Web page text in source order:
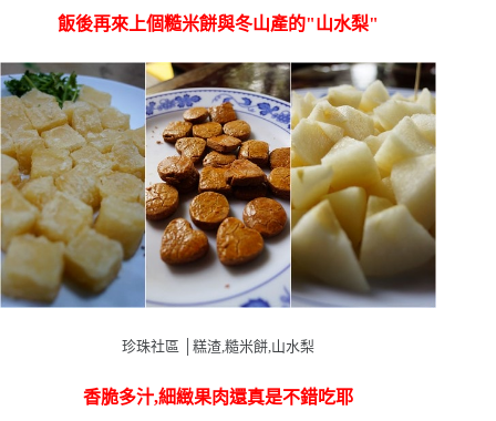
飯後再來上個糙米餅與冬山產的"山水梨"
珍珠社區 │糕渣,糙米餅,山水梨
香脆多汁,細緻果肉還真是不錯吃耶